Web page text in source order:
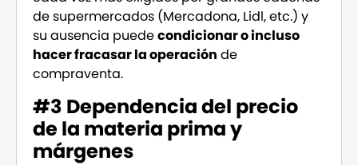
de supermercados (Mercadona, Lidl, etc.) y
su ausencia puedecondicionar o incluso
hacer fracasar la operación de
compraventa.
#3 Dependencia del precio
de la materia prima y
márgenes